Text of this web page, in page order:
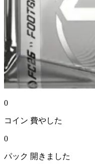
0
コイン 費やした
0
パック 開きました